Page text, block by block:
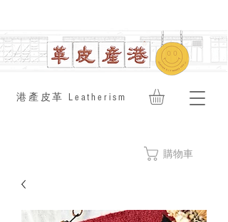
​港產皮革 Leatherism
購物車